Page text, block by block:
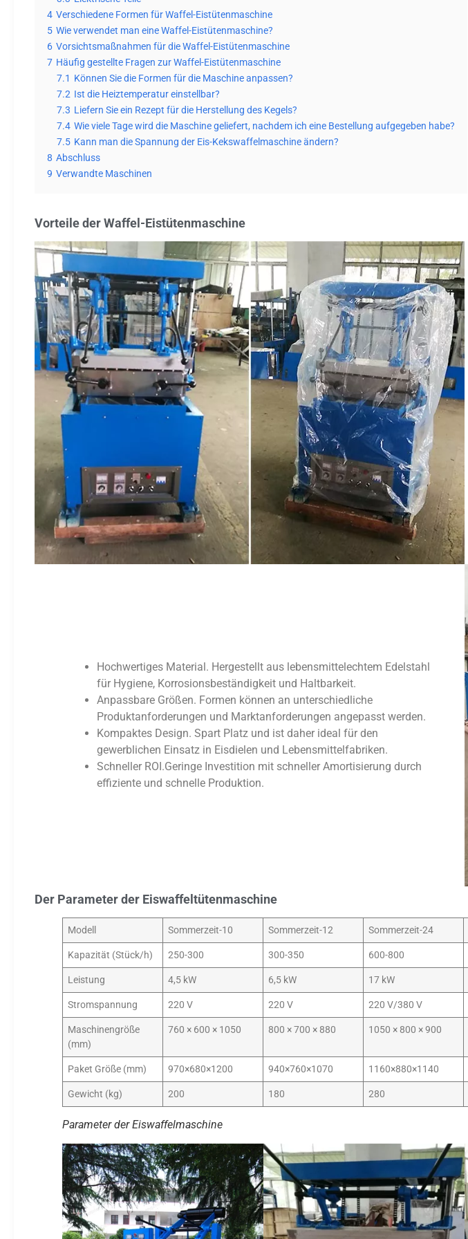
4 Verschiedene Formen für Waffel-Eistütenmaschine
5 Wie verwendet man eine Waffel-Eistütenmaschine?
6 Vorsichtsmaßnahmen für die Waffel-Eistütenmaschine
7 Häufig gestellte Fragen zur Waffel-Eistütenmaschine
7.1 Können Sie die Formen für die Maschine anpassen?
7.2 Ist die Heiztemperatur einstellbar?
7.3 Liefern Sie ein Rezept für die Herstellung des Kegels?
7.4 Wie viele Tage wird die Maschine geliefert, nachdem ich eine Bestellung aufgegeben habe?
7.5 Kann man die Spannung der Eis-Kekswaffelmaschine ändern?
8 Abschluss
9 Verwandte Maschinen
Vorteile der Waffel-Eistütenmaschine
Hochwertiges Material. Hergestellt aus lebensmittelechtem Edelstahl
für Hygiene, Korrosionsbeständigkeit und Haltbarkeit.
Anpassbare Größen. Formen können an unterschiedliche
Produktanforderungen und Marktanforderungen angepasst werden.
Kompaktes Design. Spart Platz und ist daher ideal für den
gewerblichen Einsatz in Eisdielen und Lebensmittelfabriken.
Schneller ROI.Geringe Investition mit schneller Amortisierung durch
effiziente und schnelle Produktion.
Der Parameter der Eiswaffeltütenmaschine
Modell Sommerzeit-10 Sommerzeit-12 Sommerzeit-24
Kapazität (Stück/h) 250-300 300-350 600-800
Leistung 4,5 kW 6,5 kW 17 kW
Stromspannung 220 V 220 V 220 V/380 V
Maschinengröße
(mm)
760 × 600 × 1050 800 × 700 × 880 1050 × 800 × 900
Paket Größe (mm) 970×680×1200 940×760×1070 1160×880×1140
Gewicht (kg) 200 180 280
Parameter der Eiswaffelmaschine